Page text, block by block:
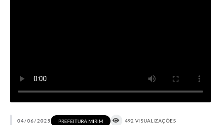
04/06/2025 PREFEITURA MIRIM 492 VISUALIZAÇÕES